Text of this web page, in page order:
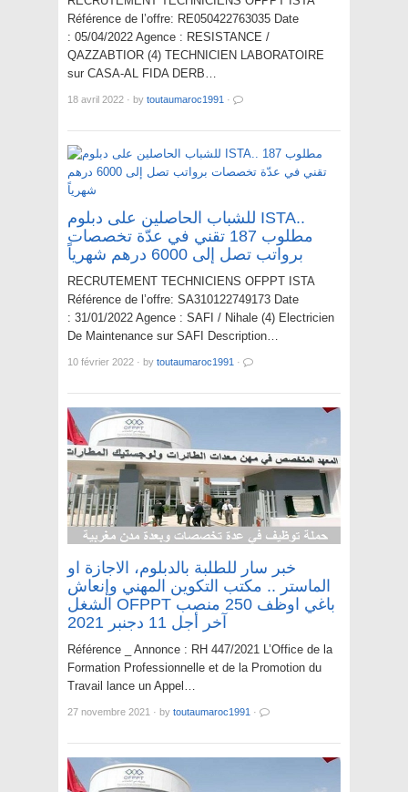
Référence de l’offre: RE050422763035 Date
: 05/04/2022 Agence : RESISTANCE /
QAZZABTIOR (4) TECHNICIEN LABORATOIRE
sur CASA-AL FIDA DERB…
18 avril 2022 · by toutaumaroc1991 ·
للشباب الحاصلين على دبلوم ISTA..
مطلوب 187 تقني في عدّة تخصصات
برواتب تصل إلى 6000 درهم شهرياً
RECRUTEMENT TECHNICIENS OFPPT ISTA
Référence de l’offre: SA310122749173 Date
: 31/01/2022 Agence : SAFI / Nihale (4) Electricien
De Maintenance sur SAFI Description…
10 février 2022 · by toutaumaroc1991 ·
خبر سار للطلبة بالدبلوم، الاجازة او
الماستر .. مكتب التكوين المهني وإنعاش
الشغل OFPPT باغي اوظف 250 منصب
آخر أجل 11 دجنبر 2021
Référence _ Annonce : RH 447/2021 L’Office de la
Formation Professionnelle et de la Promotion du
Travail lance un Appel…
27 novembre 2021 · by toutaumaroc1991 ·